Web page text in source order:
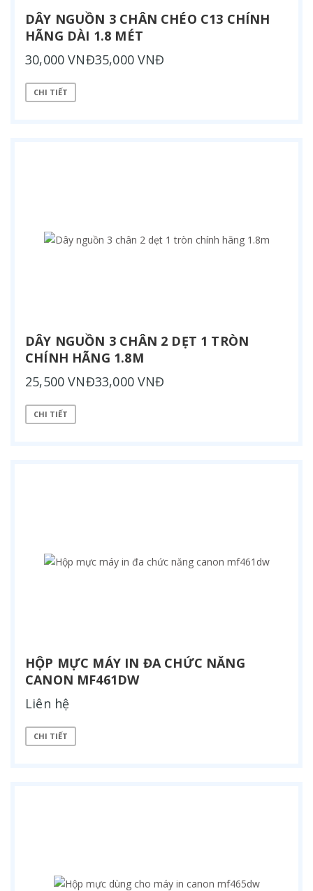
DÂY NGUỒN 3 CHÂN CHÉO C13 CHÍNH
HÃNG DÀI 1.8 MÉT
30,000 VNĐ35,000 VNĐ
CHI TIẾT
DÂY NGUỒN 3 CHÂN 2 DẸT 1 TRÒN
CHÍNH HÃNG 1.8M
25,500 VNĐ33,000 VNĐ
CHI TIẾT
HỘP MỰC MÁY IN ĐA CHỨC NĂNG
CANON MF461DW
Liên hệ
CHI TIẾT